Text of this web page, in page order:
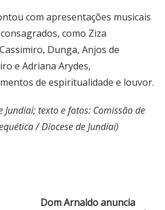
com apresentações musicais
como Ziza
Dunga, Anjos de
e Adriana Arydes,
de espiritualidade e louvor.
Jundiaí; texto e fotos: Comissão de
/ Diocese de Jundiaí)
Dom Arnaldo anuncia